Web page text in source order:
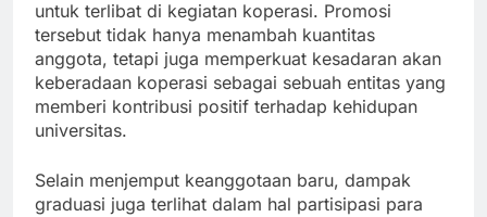
untuk terlibat di kegiatan koperasi. Promosi
tersebut tidak hanya menambah kuantitas
anggota, tetapi juga memperkuat kesadaran akan
keberadaan koperasi sebagai sebuah entitas yang
memberi kontribusi positif terhadap kehidupan
universitas.
Selain menjemput keanggotaan baru, dampak
graduasi juga terlihat dalam hal partisipasi para